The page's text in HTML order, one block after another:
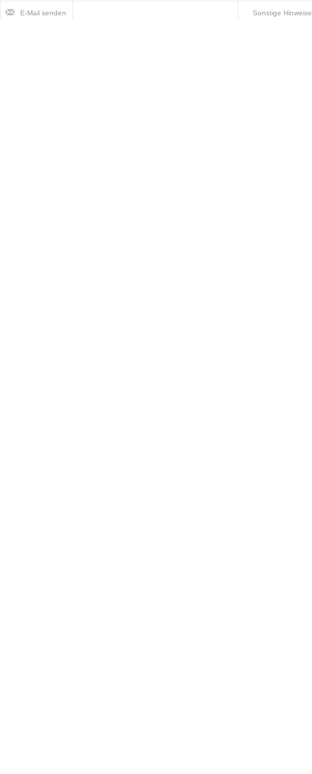
E-Mail senden Sonstige Hinweise